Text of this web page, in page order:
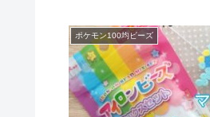
ポケモン100均ビーズ